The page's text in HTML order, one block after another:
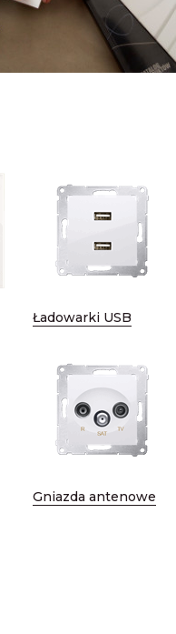
Ładowarki USB
Gniazda antenowe